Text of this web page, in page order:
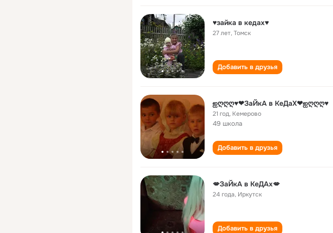
♥зайка в кедах♥
27 лет,Томск
Добавить в друзья
ஐღღღ♥❤ЗаЙкА в КеДаХ❤ஐღღღ♥
21 год, Кемерово
49 школа
Добавить в друзья
💋ЗаЙкА в КеДАх💋
24 года, Иркутск
Добавить в друзья